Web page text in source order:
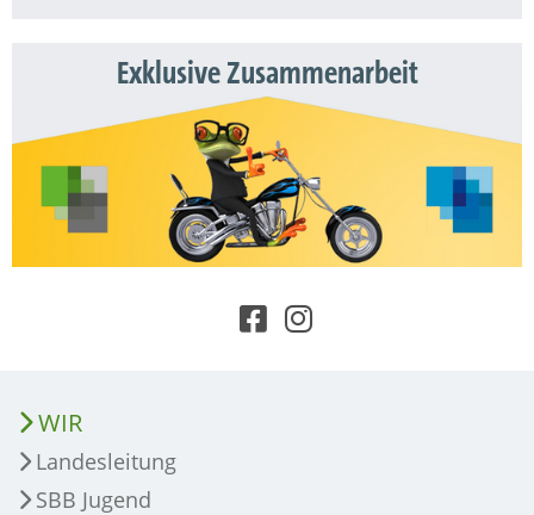
Exklusive Zusammenarbeit
WIR
Landesleitung
SBB Jugend